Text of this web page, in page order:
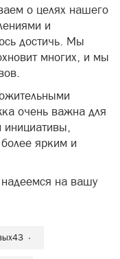
о целях нашего
и
достичь. Мы
многих, и мы
очень важна для
инициативы,
ярким и
на вашу